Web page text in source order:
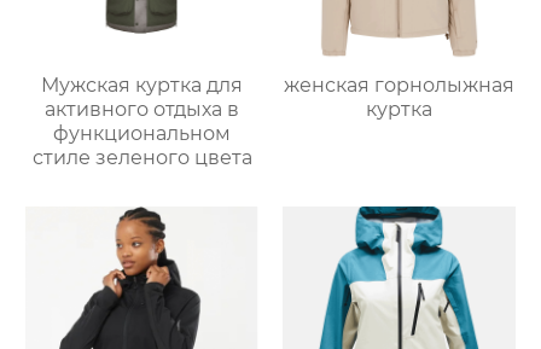
Мужская куртка для
активного отдыха в
функциональном
стиле зеленого цвета
женская горнолыжная
куртка